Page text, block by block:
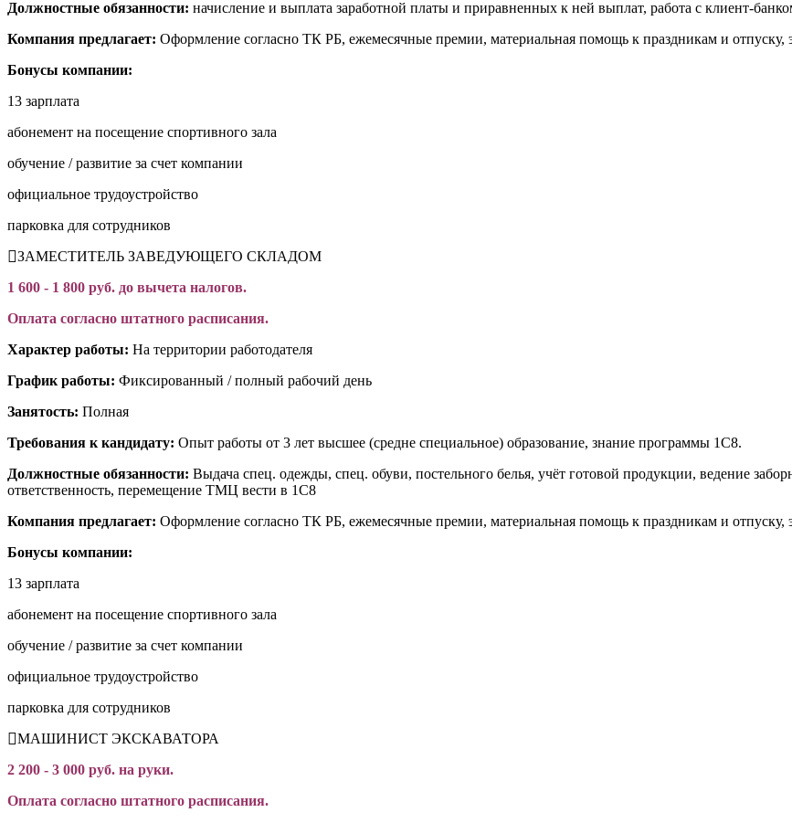
Должностные обязанности: начисление и выплата заработной платы и приравненных к ней выплат, работа с клиент-
Компания предлагает: Оформление согласно ТК РБ, ежемесячные премии, материальная помощь к праздникам и отпуску,
Бонусы компании:
13 зарплата
абонемент на посещение спортивного зала
обучение / развитие за счет компании
официальное трудоустройство
парковка для сотрудников
ЗАМЕСТИТЕЛЬ ЗАВЕДУЮЩЕГО СКЛАДОМ
1 600 - 1 800 руб. до вычета налогов.
Оплата согласно штатного расписания.
Характер работы: На территории работодателя
График работы: Фиксированный / полный рабочий день
Занятость: Полная
Требования к кандидату: Опыт работы от 3 лет высшее (средне специальное) образование, знание программы 1С8.
Должностные обязанности: Выдача спец. одежды, спец. обуви, постельного белья, учёт готовой продукции, ведение
ответственность, перемещение ТМЦ вести в 1С8
Компания предлагает: Оформление согласно ТК РБ, ежемесячные премии, материальная помощь к праздникам и отпуску,
Бонусы компании:
13 зарплата
абонемент на посещение спортивного зала
обучение / развитие за счет компании
официальное трудоустройство
парковка для сотрудников
МАШИНИСТ ЭКСКАВАТОРА
2 200 - 3 000 руб. на руки.
Оплата согласно штатного расписания.